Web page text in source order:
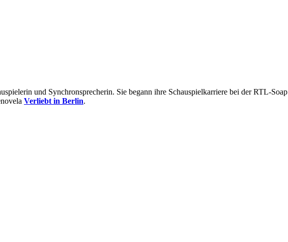
und Synchronsprecherin. Sie begann ihre Schauspielkarriere bei der RTL-Soap
Verliebt in Berlin.